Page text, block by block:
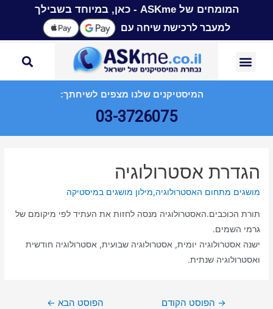
המומחים של ASKme - כאן, במיוחד בשבילך
למעבר לרכישת שיחה עם
המיסטיקנים שלנו מצפים לשיחתך:
03-3726075
הגדרת אסטרולוגיה
מושגים מתחום האסטרולוגיה,מילון מושגים במיסטיקה
תורת הכוכבים.האסטרולוגיה מנסה לחזות את העתיד לפי מיקומם של
גרמי השמים.
ישנה אסטרולוגיה יומית, אסטרולוגיה שבועית, אסטרולוגיה חודשית
ואסטרולוגיה שנתית.
→ הפוסט הקודם הפוסט הבא ←